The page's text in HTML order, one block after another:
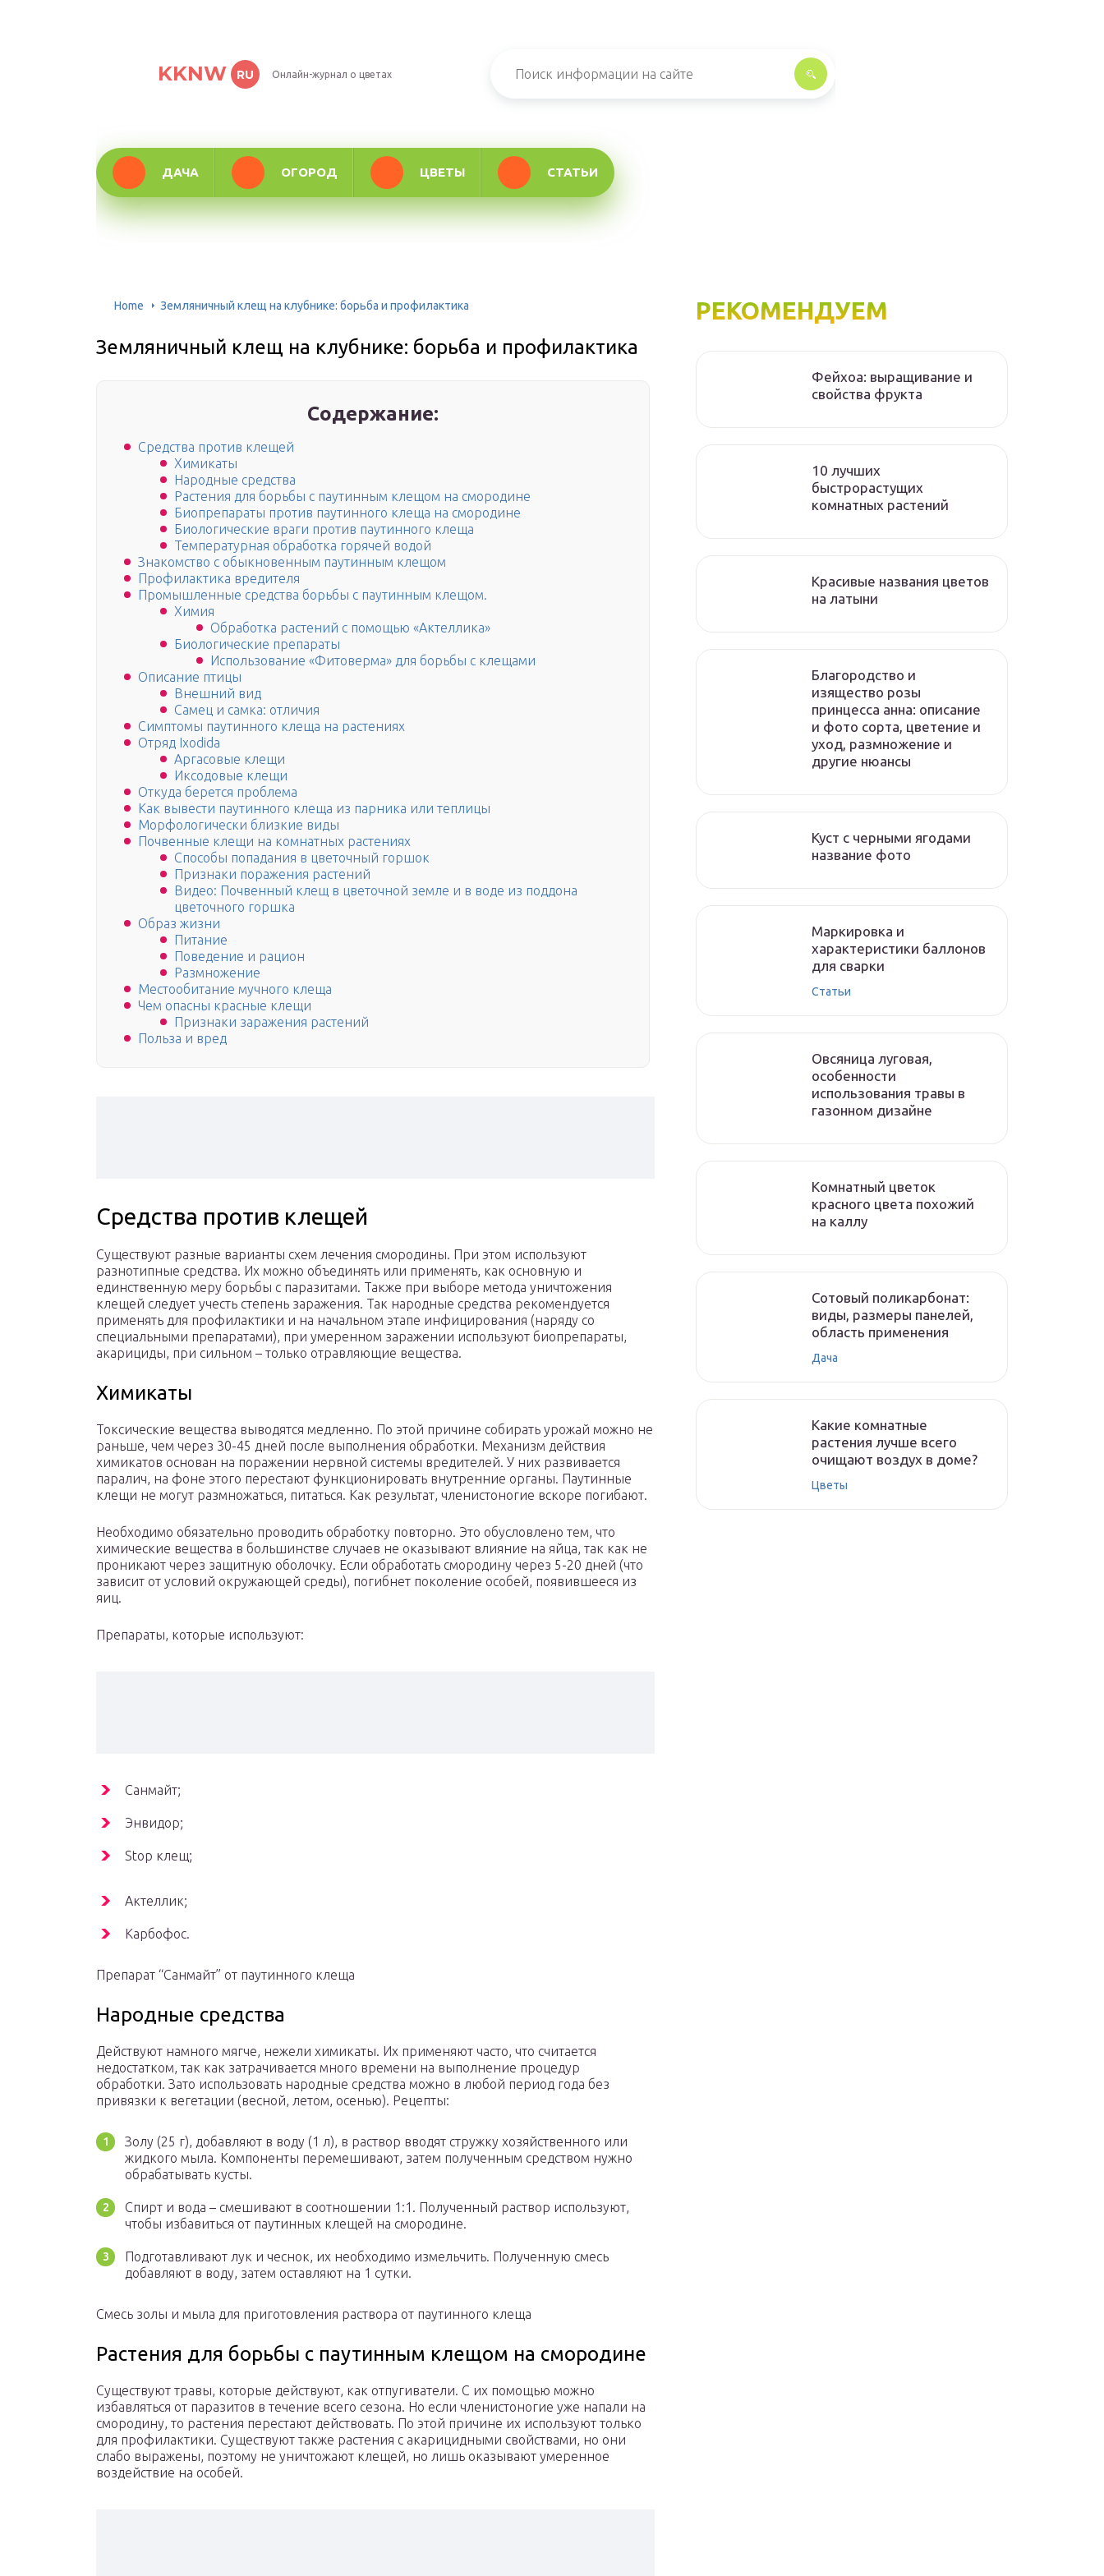
KKNW RU Онлайн-журнал о цветах
ДАЧА ОГОРОД ЦВЕТЫ СТАТЬИ
Home Земляничный клещ на клубнике: борьба и профилактика
Земляничный клещ на клубнике: борьба и профилактика
Содержание:
Средства против клещей
Химикаты
Народные средства
Растения для борьбы с паутинным клещом на смородине
Биопрепараты против паутинного клеща на смородине
Биологические враги против паутинного клеща
Температурная обработка горячей водой
Знакомство с обыкновенным паутинным клещом
Профилактика вредителя
Промышленные средства борьбы с паутинным клещом.
Химия
Обработка растений с помощью «Актеллика»
Биологические препараты
Использование «Фитоверма» для борьбы с клещами
Описание птицы
Внешний вид
Самец и самка: отличия
Симптомы паутинного клеща на растениях
Отряд Ixodida
Аргасовые клещи
Иксодовые клещи
Откуда берется проблема
Как вывести паутинного клеща из парника или теплицы
Морфологически близкие виды
Почвенные клещи на комнатных растениях
Способы попадания в цветочный горшок
Признаки поражения растений
Видео: Почвенный клещ в цветочной земле и в воде из поддона
цветочного горшка
Образ жизни
Питание
Поведение и рацион
Размножение
Местообитание мучного клеща
Чем опасны красные клещи
Признаки заражения растений
Польза и вред
Средства против клещей
Существуют разные варианты схем лечения смородины. При этом используют
разнотипные средства. Их можно объединять или применять, как основную и
единственную меру борьбы с паразитами. Также при выборе метода уничтожения
клещей следует учесть степень заражения. Так народные средства рекомендуется
применять для профилактики и на начальном этапе инфицирования (наряду со
специальными препаратами), при умеренном заражении используют биопрепараты,
акарициды, при сильном – только отравляющие вещества.
Химикаты
Токсические вещества выводятся медленно. По этой причине собирать урожай можно не
раньше, чем через 30-45 дней после выполнения обработки. Механизм действия
химикатов основан на поражении нервной системы вредителей. У них развивается
паралич, на фоне этого перестают функционировать внутренние органы. Паутинные
клещи не могут размножаться, питаться. Как результат, членистоногие вскоре погибают.
Необходимо обязательно проводить обработку повторно. Это обусловлено тем, что
химические вещества в большинстве случаев не оказывают влияние на яйца, так как не
проникают через защитную оболочку. Если обработать смородину через 5-20 дней (что
зависит от условий окружающей среды), погибнет поколение особей, появившееся из
яиц.
Препараты, которые используют:
Санмайт;
Энвидор;
Stop клещ;
Актеллик;
Карбофос.
Препарат “Санмайт” от паутинного клеща
Народные средства
Действуют намного мягче, нежели химикаты. Их применяют часто, что считается
недостатком, так как затрачивается много времени на выполнение процедур
обработки. Зато использовать народные средства можно в любой период года без
привязки к вегетации (весной, летом, осенью). Рецепты:
Золу (25 г), добавляют в воду (1 л), в раствор вводят стружку хозяйственного или
жидкого мыла. Компоненты перемешивают, затем полученным средством нужно
обрабатывать кусты.
Спирт и вода – смешивают в соотношении 1:1. Полученный раствор используют,
чтобы избавиться от паутинных клещей на смородине.
Подготавливают лук и чеснок, их необходимо измельчить. Полученную смесь
добавляют в воду, затем оставляют на 1 сутки.
Смесь золы и мыла для приготовления раствора от паутинного клеща
Растения для борьбы с паутинным клещом на смородине
Существуют травы, которые действуют, как отпугиватели. С их помощью можно
избавляться от паразитов в течение всего сезона. Но если членистоногие уже напали на
смородину, то растения перестают действовать. По этой причине их используют только
для профилактики. Существуют также растения с акарицидными свойствами, но они
слабо выражены, поэтому не уничтожают клещей, но лишь оказывают умеренное
воздействие на особей.
РЕКОМЕНДУЕМ
Фейхоа: выращивание и
свойства фрукта
10 лучших
быстрорастущих
комнатных растений
Красивые названия цветов
на латыни
Благородство и
изящество розы
принцесса анна: описание
и фото сорта, цветение и
уход, размножение и
другие нюансы
Куст с черными ягодами
название фото
Маркировка и
характеристики баллонов
для сварки
Статьи
Овсяница луговая,
особенности
использования травы в
газонном дизайне
Комнатный цветок
красного цвета похожий
на каллу
Сотовый поликарбонат:
виды, размеры панелей,
область применения
Дача
Какие комнатные
растения лучше всего
очищают воздух в доме?
Цветы